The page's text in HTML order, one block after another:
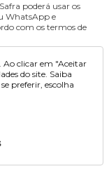
poderá usar os
WhatsApp e
com os termos de
Ao clicar em "Aceitar
do site. Saiba
se preferir, escolha